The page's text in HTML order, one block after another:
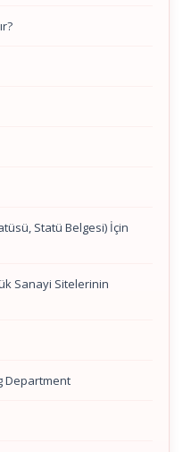
Statü Belgesi) İçin
Sanayi Sitelerinin
Department